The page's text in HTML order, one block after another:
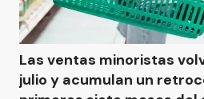
Las ventas minoristas
julio y acumulan un